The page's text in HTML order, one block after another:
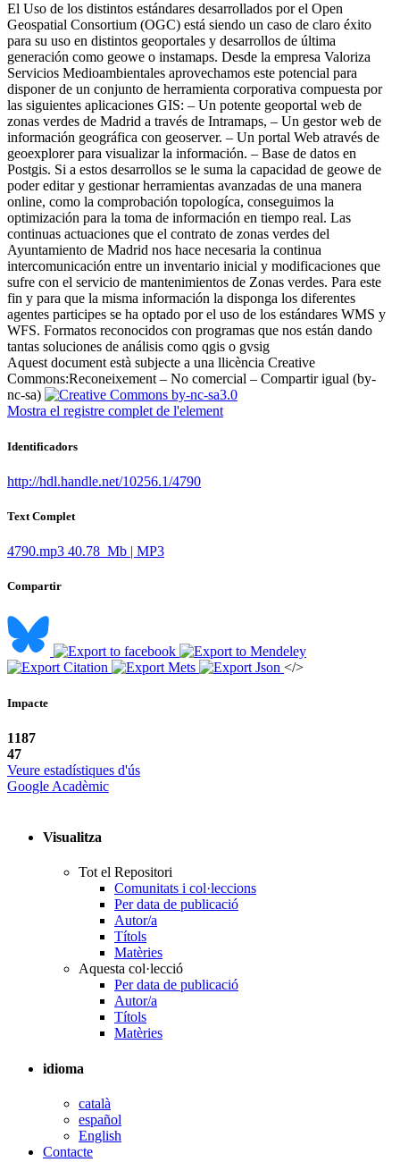
El Uso de los distintos estándares desarrollados por el Open
Geospatial Consortium (OGC) está siendo un caso de claro éxito
para su uso en distintos geoportales y desarrollos de última
generación como geowe o instamaps. Desde la empresa Valoriza
Servicios Medioambientales aprovechamos este potencial para
disponer de un conjunto de herramienta corporativa compuesta por
las siguientes aplicaciones GIS: – Un potente geoportal web de
zonas verdes de Madrid a través de Intramaps, – Un gestor web de
información geográfica con geoserver. – Un portal Web através de
geoexplorer para visualizar la información. – Base de datos en
Postgis. Si a estos desarrollos se le suma la capacidad de geowe de
poder editar y gestionar herramientas avanzadas de una manera
online, como la comprobación topologíca, conseguimos la
optimización para la toma de información en tiempo real. Las
continuas actuaciones que el contrato de zonas verdes del
Ayuntamiento de Madrid nos hace necesaria la continua
intercomunicación entre un inventario inicial y modificaciones que
sufre con el servicio de mantenimientos de Zonas verdes. Para este
fin y para que la misma información la disponga los diferentes
agentes participes se ha optado por el uso de los estándares WMS y
WFS. Formatos reconocidos con programas que nos están dando
tantas soluciones de análisis como qgis o gvsig ​
Aquest document està subjecte a una llicència Creative
Commons:Reconeixement – No comercial – Compartir igual (by-
nc-sa)
Mostra el registre complet de l'element
Identificadors
http://hdl.handle.net/10256.1/4790
Text Complet
4790.mp3 40.78 Mb | MP3
Compartir
</>
Impacte
1187
47
Veure estadístiques d'ús
Google Acadèmic
Visualitza
Tot el Repositori
Comunitats i col·leccions
Per data de publicació
Autor/a
Títols
Matèries
Aquesta col·lecció
Per data de publicació
Autor/a
Títols
Matèries
idioma
català
español
English
Contacte